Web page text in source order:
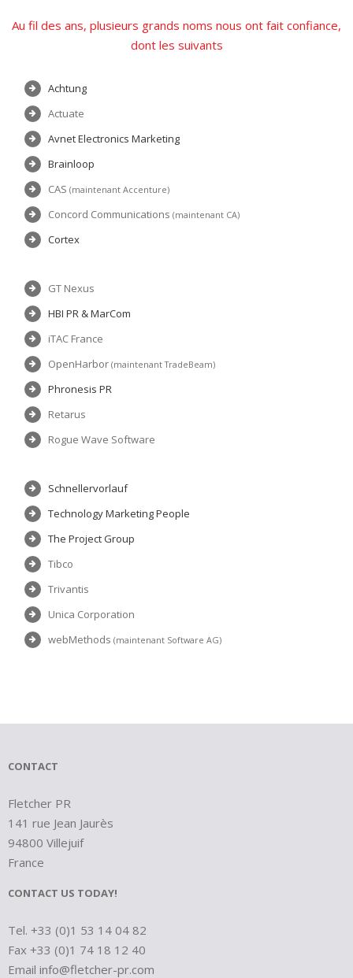
Au fil des ans, plusieurs grands noms nous ont fait confiance,
dont les suivants
Achtung
Actuate
Avnet Electronics Marketing
Brainloop
CAS(maintenant Accenture)
Concord Communications(maintenant CA)
Cortex
GT Nexus
HBI PR & MarCom
iTAC France
OpenHarbor(maintenant TradeBeam)
Phronesis PR
Retarus
Rogue Wave Software
Schnellervorlauf
Technology Marketing People
The Project Group
Tibco
Trivantis
Unica Corporation
webMethods(maintenant Software AG)
CONTACT
Fletcher PR
141 rue Jean Jaurès
94800 Villejuif
France
CONTACT US TODAY!
Tel. +33 (0)1 53 14 04 82
Fax +33 (0)1 74 18 12 40
Email info@fletcher-pr.com